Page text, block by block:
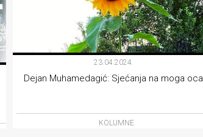
23.04.2024.
Dejan Muhamedagić: Sjećanja na moga oca
KOLUMNE